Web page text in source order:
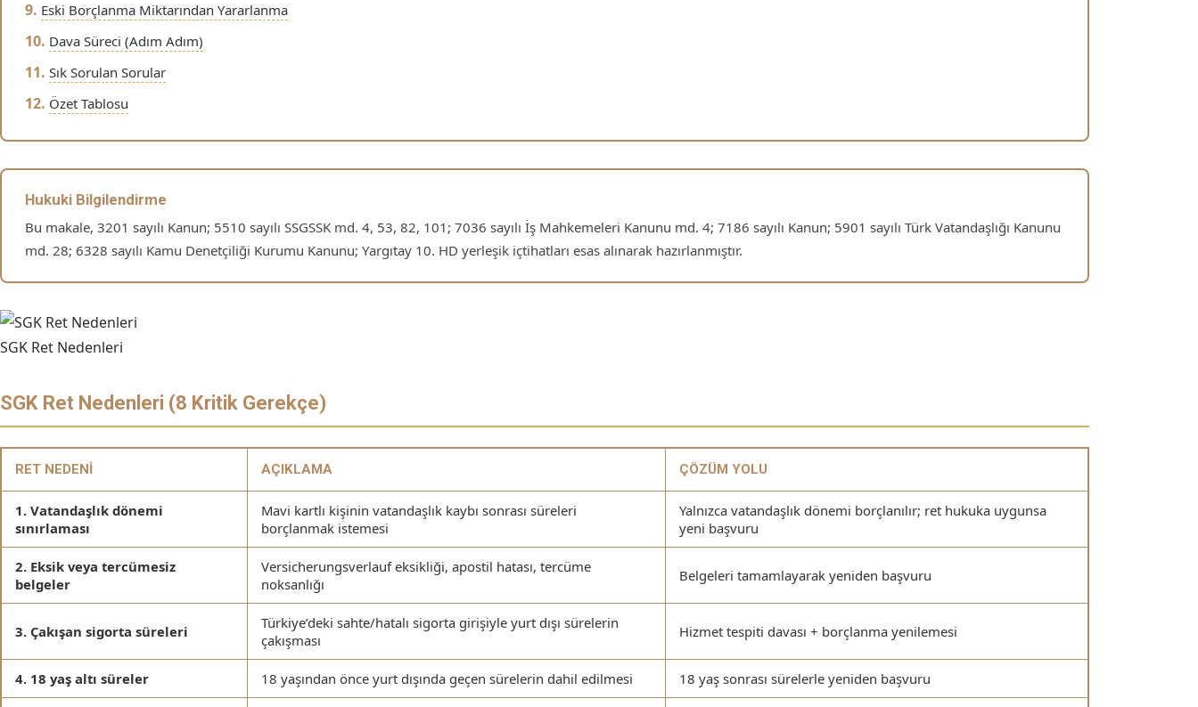
Eski Borçlanma Miktarından Yararlanma
Dava Süreci (Adım Adım)
Sık Sorulan Sorular
Özet Tablosu
Hukuki Bilgilendirme
Bu makale, 3201 sayılı Kanun; 5510 sayılı SSGSSK md. 4, 53, 82, 101; 7036 sayılı İş Mahkemeleri Kanunu md. 4; 7186 sayılı Kanun; 5901 sayılı Türk Vatandaşlığı Kanunu
md. 28; 6328 sayılı Kamu Denetçiliği Kurumu Kanunu; Yargıtay 10. HD yerleşik içtihatları esas alınarak hazırlanmıştır.
SGK Ret Nedenleri
SGK Ret Nedenleri (8 Kritik Gerekçe)
RET NEDENI AÇIKLAMA ÇÖZÜM YOLU
1. Vatandaşlık dönemi
sınırlaması
Mavi kartlı kişinin vatandaşlık kaybı sonrası süreleri
borçlanmak istemesi
Yalnızca vatandaşlık dönemi borçlanılır; ret hukuka uygunsa
yeni başvuru
2. Eksik veya tercümesiz
belgeler
Versicherungsverlauf eksikliği, apostil hatası, tercüme
noksanlığı
Belgeleri tamamlayarak yeniden başvuru
3. Çakışan sigorta süreleri
Türkiye’deki sahte/hatalı sigorta girişiyle yurt dışı sürelerin
çakışması
Hizmet tespiti davası + borçlanma yenilemesi
4. 18 yaş altı süreler 18 yaşından önce yurt dışında geçen sürelerin dahil edilmesi 18 yaş sonrası sürelerle yeniden başvuru